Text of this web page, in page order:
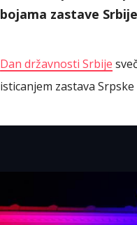
bojama zastave
Dan državnosti Srbije
isticanjem zastava